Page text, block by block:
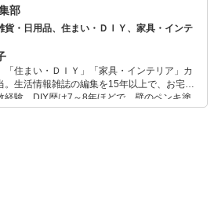
づけなくてもいい住まいの収納計画」を提
は整理収納アドバイザー・インテリアコーデ
ライフスタイルプランナーを保有。 住まい
を活かした暮らしに彩を与えるエッセンスを
ます。セミナー講演、収納モデルルーム設計
て活動中。
部
貨・日用品、住まい・ＤＩＹ、家具・インテ
「住まい・ＤＩＹ」「家具・インテリア」カ
。生活情報雑誌の編集を15年以上で、お宅訪
経験。DIY歴は7～8年ほどで、壁のペンキ塗
ンジなどもチャレンジ済み。初心者でもモノ